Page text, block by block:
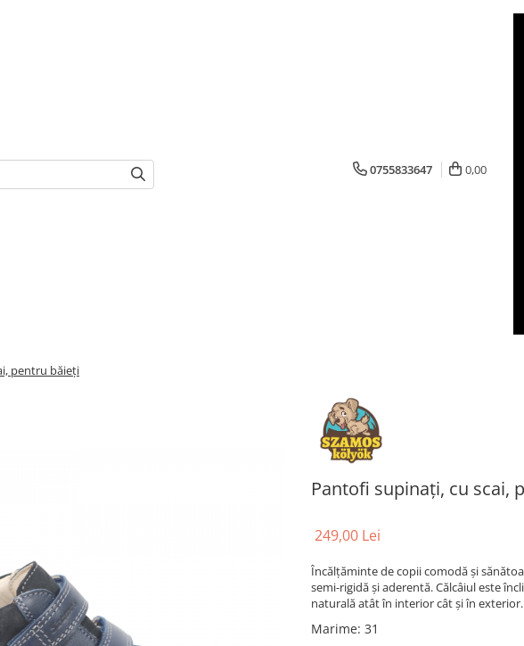
0755833647 0,00
pentru băieți
Pantofi supinați, cu scai,
249,00 Lei
Încălțăminte de copii comodă și
semi-rigidă şi aderentă. Călcâiul este
naturală atât în interior cât și în exterior.
Marime: 31